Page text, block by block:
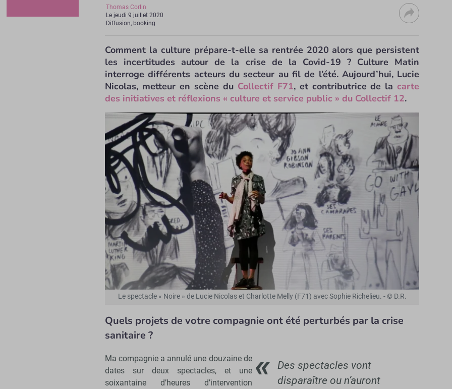
Thomas Corlin
Le jeudi 9 juillet 2020
Diffusion, booking
Comment la culture prépare-t-elle sa rentrée 2020 alors que persistent
les incertitudes autour de la crise de la Covid-19 ? Culture Matin
interroge différents acteurs du secteur au fil de l’été. Aujourd’hui, Lucie
Nicolas, metteur en scène du Collectif F71, et contributrice de lacarte
des initiatives et réflexions « culture et service public » du Collectif 12.
Le spectacle « Noire » de Lucie Nicolas et Charlotte Melly (F71) avec Sophie Richelieu. - © D.R.
Quels projets de votre compagnie ont été perturbés par la crise
sanitaire ?
Des spectacles vont
disparaître ou n’auront
Ma compagnie a annulé une douzaine de
dates sur deux spectacles, et une
soixantaine d’heures d’intervention